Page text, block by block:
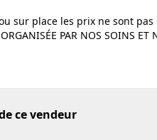
sur place les prix ne sont
PAR NOS SOINS ET
ce vendeur